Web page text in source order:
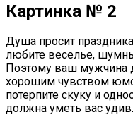
Картинка № 2
Душа просит
любите веселье,
Поэтому ваш мужчина
хорошим чувством
потерпите скуку и
должна уметь вас